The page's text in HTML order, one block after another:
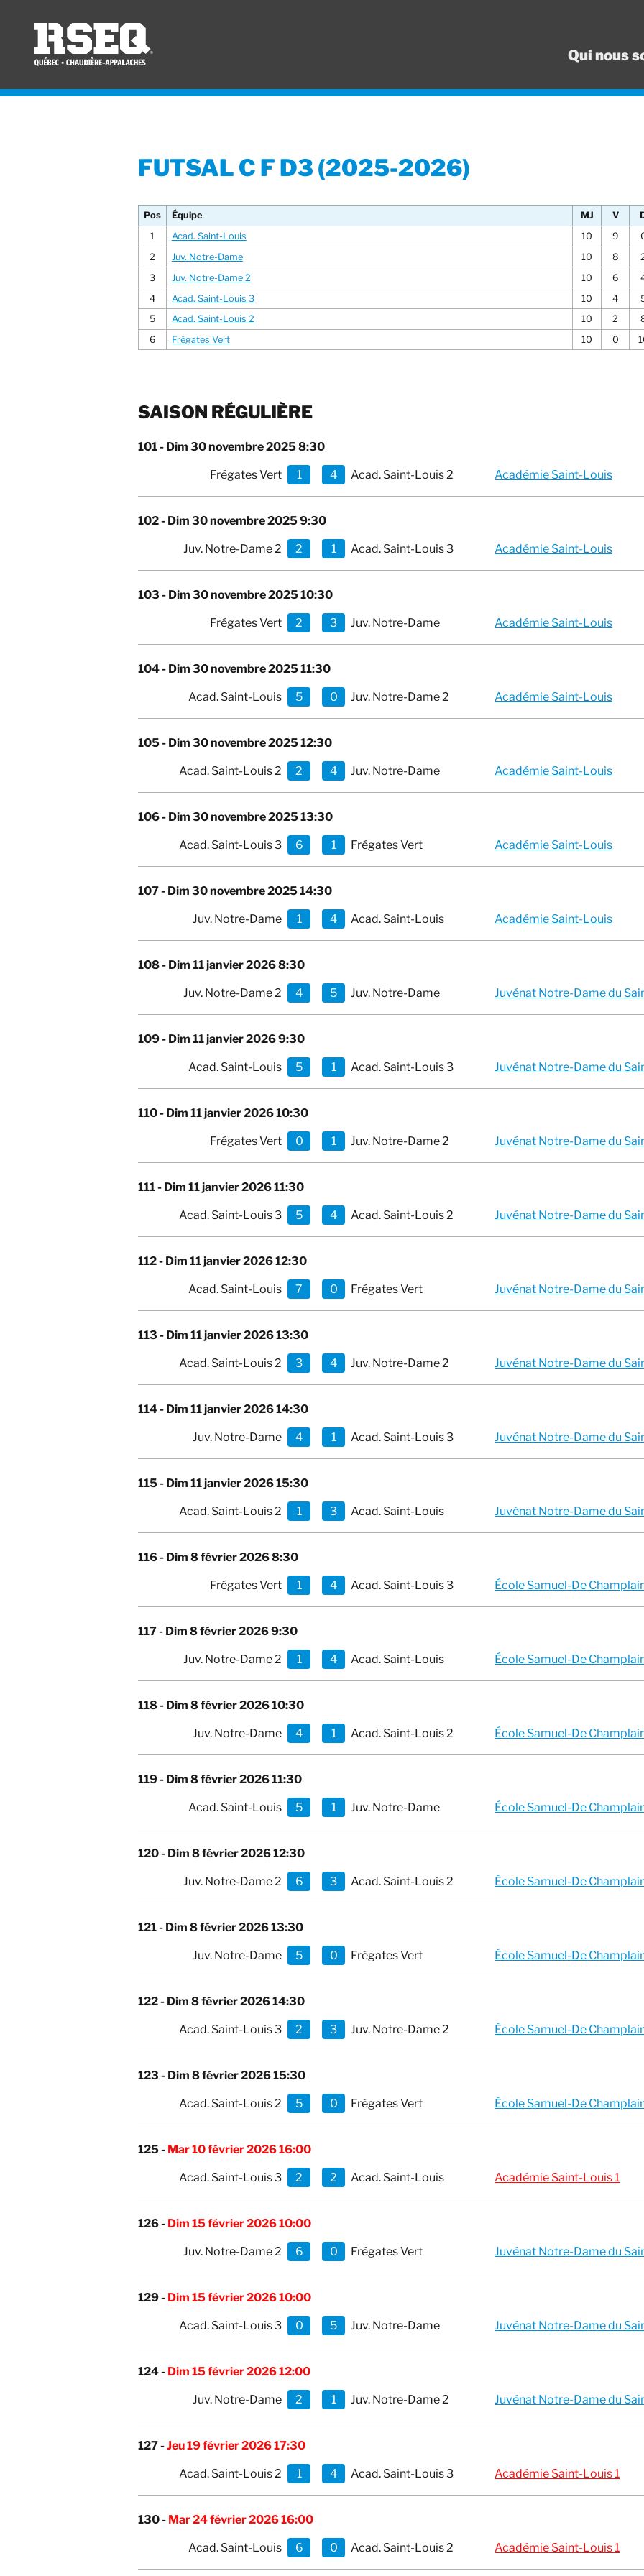
Qui nous
FUTSAL C F D3 (2025-2026)
Pos Équipe MJ V
1
Acad. Saint-Louis 10 9
2
Juv. Notre-Dame 10 8
3
Juv. Notre-Dame 2 10 6
4
Acad. Saint-Louis 3 10 4
5
Acad. Saint-Louis 2 10 2
6
Frégates Vert 10 0
SAISON RÉGULIÈRE
101 - Dim 30 novembre 2025 8:30
Frégates Vert 1 4 Acad. Saint-Louis 2 Académie Saint-Louis
102 - Dim 30 novembre 2025 9:30
Juv. Notre-Dame 2 2 1 Acad. Saint-Louis 3 Académie Saint-Louis
103 - Dim 30 novembre 2025 10:30
Frégates Vert 2 3 Juv. Notre-Dame Académie Saint-Louis
104 - Dim 30 novembre 2025 11:30
Acad. Saint-Louis 5 0 Juv. Notre-Dame 2 Académie Saint-Louis
105 - Dim 30 novembre 2025 12:30
Acad. Saint-Louis 2 2 4 Juv. Notre-Dame Académie Saint-Louis
106 - Dim 30 novembre 2025 13:30
Acad. Saint-Louis 3 6 1 Frégates Vert Académie Saint-Louis
107 - Dim 30 novembre 2025 14:30
Juv. Notre-Dame 1 4 Acad. Saint-Louis Académie Saint-Louis
108 - Dim 11 janvier 2026 8:30
Juv. Notre-Dame 2 4 5 Juv. Notre-Dame Juvénat Notre-Dame du
109 - Dim 11 janvier 2026 9:30
Acad. Saint-Louis 5 1 Acad. Saint-Louis 3 Juvénat Notre-Dame du
110 - Dim 11 janvier 2026 10:30
Frégates Vert 0 1 Juv. Notre-Dame 2 Juvénat Notre-Dame du
111 - Dim 11 janvier 2026 11:30
Acad. Saint-Louis 3 5 4 Acad. Saint-Louis 2 Juvénat Notre-Dame du
112 - Dim 11 janvier 2026 12:30
Acad. Saint-Louis 7 0 Frégates Vert Juvénat Notre-Dame du
113 - Dim 11 janvier 2026 13:30
Acad. Saint-Louis 2 3 4 Juv. Notre-Dame 2 Juvénat Notre-Dame du
114 - Dim 11 janvier 2026 14:30
Juv. Notre-Dame 4 1 Acad. Saint-Louis 3 Juvénat Notre-Dame du
115 - Dim 11 janvier 2026 15:30
Acad. Saint-Louis 2 1 3 Acad. Saint-Louis Juvénat Notre-Dame du
116 - Dim 8 février 2026 8:30
Frégates Vert 1 4 Acad. Saint-Louis 3 École Samuel-De
117 - Dim 8 février 2026 9:30
Juv. Notre-Dame 2 1 4 Acad. Saint-Louis École Samuel-De
118 - Dim 8 février 2026 10:30
Juv. Notre-Dame 4 1 Acad. Saint-Louis 2 École Samuel-De
119 - Dim 8 février 2026 11:30
Acad. Saint-Louis 5 1 Juv. Notre-Dame École Samuel-De
120 - Dim 8 février 2026 12:30
Juv. Notre-Dame 2 6 3 Acad. Saint-Louis 2 École Samuel-De
121 - Dim 8 février 2026 13:30
Juv. Notre-Dame 5 0 Frégates Vert École Samuel-De
122 - Dim 8 février 2026 14:30
Acad. Saint-Louis 3 2 3 Juv. Notre-Dame 2 École Samuel-De
123 - Dim 8 février 2026 15:30
Acad. Saint-Louis 2 5 0 Frégates Vert École Samuel-De
125 - Mar 10 février 2026 16:00
Acad. Saint-Louis 3 2 2 Acad. Saint-Louis Académie Saint-Louis 1
126 - Dim 15 février 2026 10:00
Juv. Notre-Dame 2 6 0 Frégates Vert Juvénat Notre-Dame du
129 - Dim 15 février 2026 10:00
Acad. Saint-Louis 3 0 5 Juv. Notre-Dame Juvénat Notre-Dame du
124 - Dim 15 février 2026 12:00
Juv. Notre-Dame 2 1 Juv. Notre-Dame 2 Juvénat Notre-Dame du
127 -Jeu 19 février 2026 17:30
Acad. Saint-Louis 2 1 4 Acad. Saint-Louis 3 Académie Saint-Louis 1
130 - Mar 24 février 2026 16:00
Acad. Saint-Louis 6 0 Acad. Saint-Louis 2 Académie Saint-Louis 1